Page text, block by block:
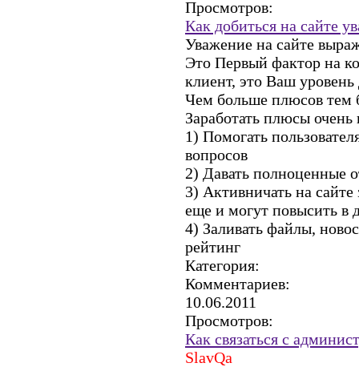
Просмотров:
Как добиться на сайте
Уважение на сайте
Это Первый фактор на
клиент, это Ваш уровень
Чем больше плюсов тем
Заработать плюсы очень
1) Помогать
вопросов
2) Давать полноценные
3) Активничать на сайте
еще и могут повысить в
4) Заливать файлы,
рейтинг
Категория:
Комментариев:
10.06.2011
Просмотров:
Как связаться с
SlavQa